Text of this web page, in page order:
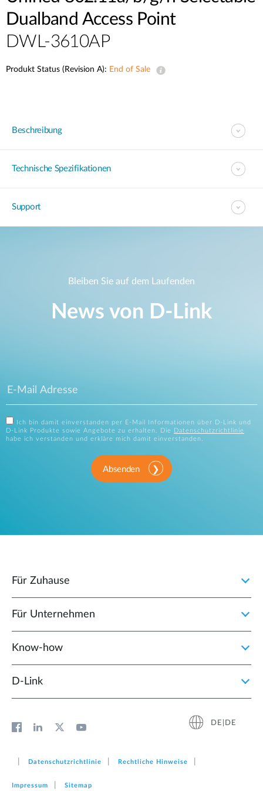
Dualband Access Point
DWL-3610AP
Produkt Status (Revision A): End of Sale
Beschreibung
Technische Spezifikationen
Support
Bleiben Sie auf dem Laufenden
News von D‑Link
Ich bin damit einverstanden per E-Mail Informationen über D-Link und
D-Link Produkte sowie Angebote zu erhalten. Die
Datenschutzrichtlinie
habe ich verstanden und erkläre mich damit einverstanden.
Absenden
Für Zuhause
Für Unternehmen
Know-how
D‑Link
DE|DE
Datenschutzrichtlinie Rechtliche Hinweise
Impressum Sitemap